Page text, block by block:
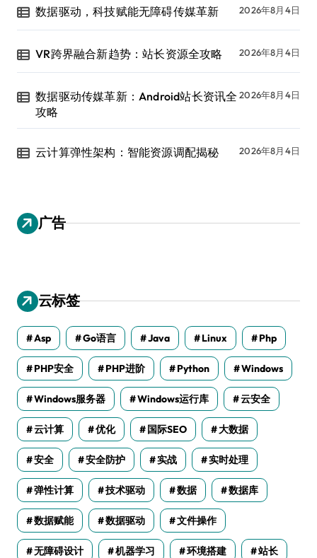
数据驱动，科技赋能无障碍传媒革新 2026年8月4日
VR跨界融合新趋势：站长资源全攻略 2026年8月4日
数据驱动传媒革新：Android站长资讯全
攻略
2026年8月4日
云计算弹性架构：智能资源调配揭秘 2026年8月4日
广告
云标签
Asp Go语言 Java Linux Php
PHP安全 PHP进阶 Python Windows
Windows服务器 Windows运行库 云安全
云计算 优化 国际SEO 大数据
安全 安全防护 实战 实时处理
弹性计算 技术驱动 数据 数据库
数据赋能 数据驱动 文件操作
无障碍设计 机器学习 环境搭建 站长